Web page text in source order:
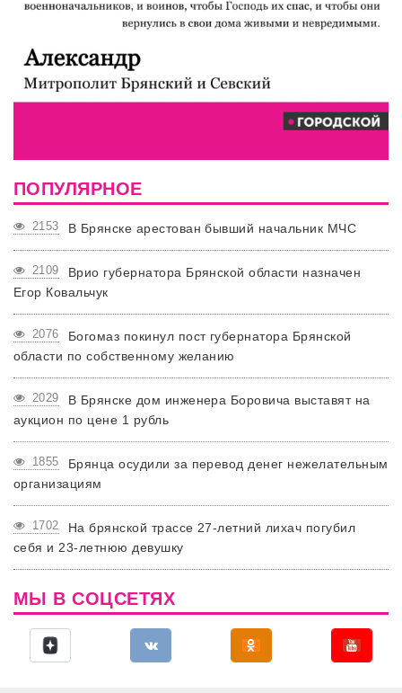
ПОПУЛЯРНОЕ
2153 В Брянске арестован бывший начальник МЧС
2109
Врио губернатора Брянской области назначен
Егор Ковальчук
2076
Богомаз покинул пост губернатора Брянской
области по собственному желанию
2029
В Брянске дом инженера Боровича выставят на
аукцион по цене 1 рубль
1855
Брянца осудили за перевод денег нежелательным
организациям
1702
На брянской трассе 27-летний лихач погубил
себя и 23-летнюю девушку
МЫ В СОЦСЕТЯХ